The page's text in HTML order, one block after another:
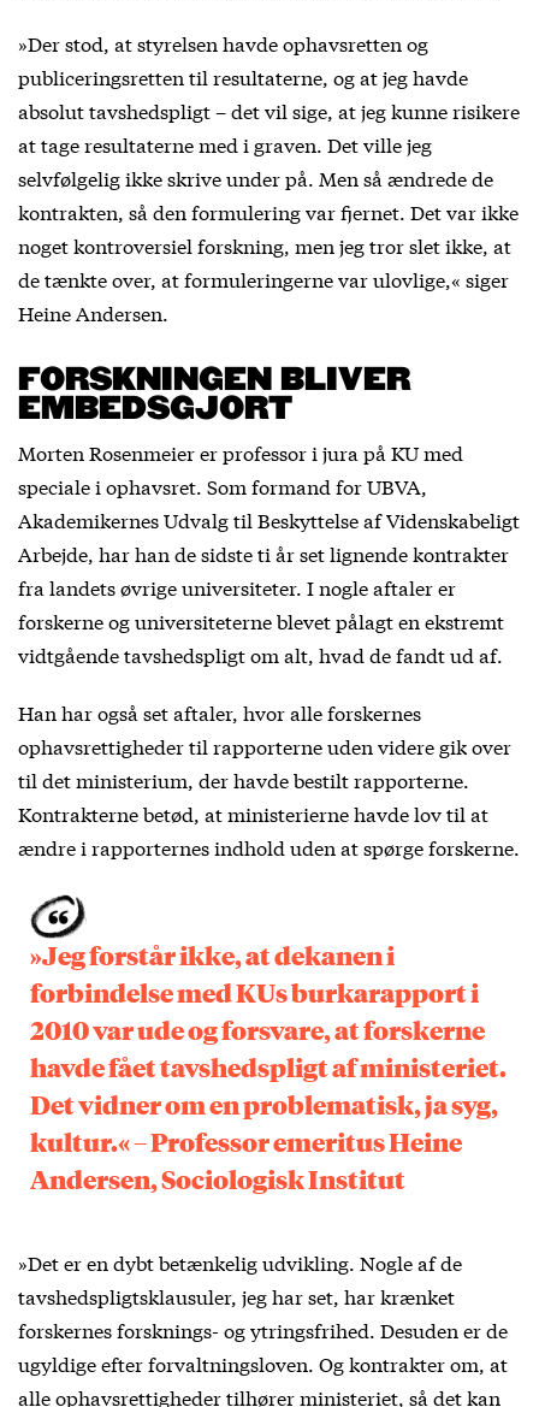
»Der stod, at styrelsen havde ophavsretten og
publiceringsretten til resultaterne, og at jeg havde
absolut tavshedspligt – det vil sige, at jeg kunne risikere
at tage resultaterne med i graven. Det ville jeg
selvfølgelig ikke skrive under på. Men så ændrede de
kontrakten, så den formulering var fjernet. Det var ikke
noget kontroversiel forskning, men jeg tror slet ikke, at
de tænkte over, at formuleringerne var ulovlige,« siger
Heine Andersen.
FORSKNINGEN BLIVER
EMBEDSGJORT
Morten Rosenmeier er professor i jura på KU med
speciale i ophavsret. Som formand for UBVA,
Akademikernes Udvalg til Beskyttelse af Videnskabeligt
Arbejde, har han de sidste ti år set lignende kontrakter
fra landets øvrige universiteter. I nogle aftaler er
forskerne og universiteterne blevet pålagt en ekstremt
vidtgående tavshedspligt om alt, hvad de fandt ud af.
Han har også set aftaler, hvor alle forskernes
ophavsrettigheder til rapporterne uden videre gik over
til det ministerium, der havde bestilt rapporterne.
Kontrakterne betød, at ministerierne havde lov til at
ændre i rapporternes indhold uden at spørge forskerne.
»Jeg forstår ikke, at dekanen i
forbindelse med KUs burkarapport i
2010 var ude og forsvare, at forskerne
havde fået tavshedspligt af ministeriet.
Det vidner om en problematisk, ja syg,
kultur.« – Professor emeritus Heine
Andersen, Sociologisk Institut
»Det er en dybt betænkelig udvikling. Nogle af de
tavshedspligtsklausuler, jeg har set, har krænket
forskernes forsknings- og ytringsfrihed. Desuden er de
ugyldige efter forvaltningsloven. Og kontrakter om, at
alle ophavsrettigheder tilhører ministeriet, så det kan